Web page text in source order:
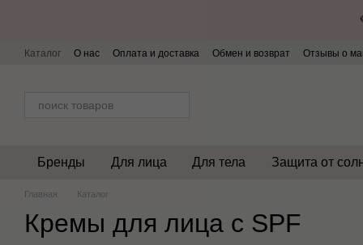
Каталог О нас Оплата и доставка Обмен и возврат Отзывы о
Бренды Для лица Для тела Защита от
Главная Каталог
Кремы для лица с SPF